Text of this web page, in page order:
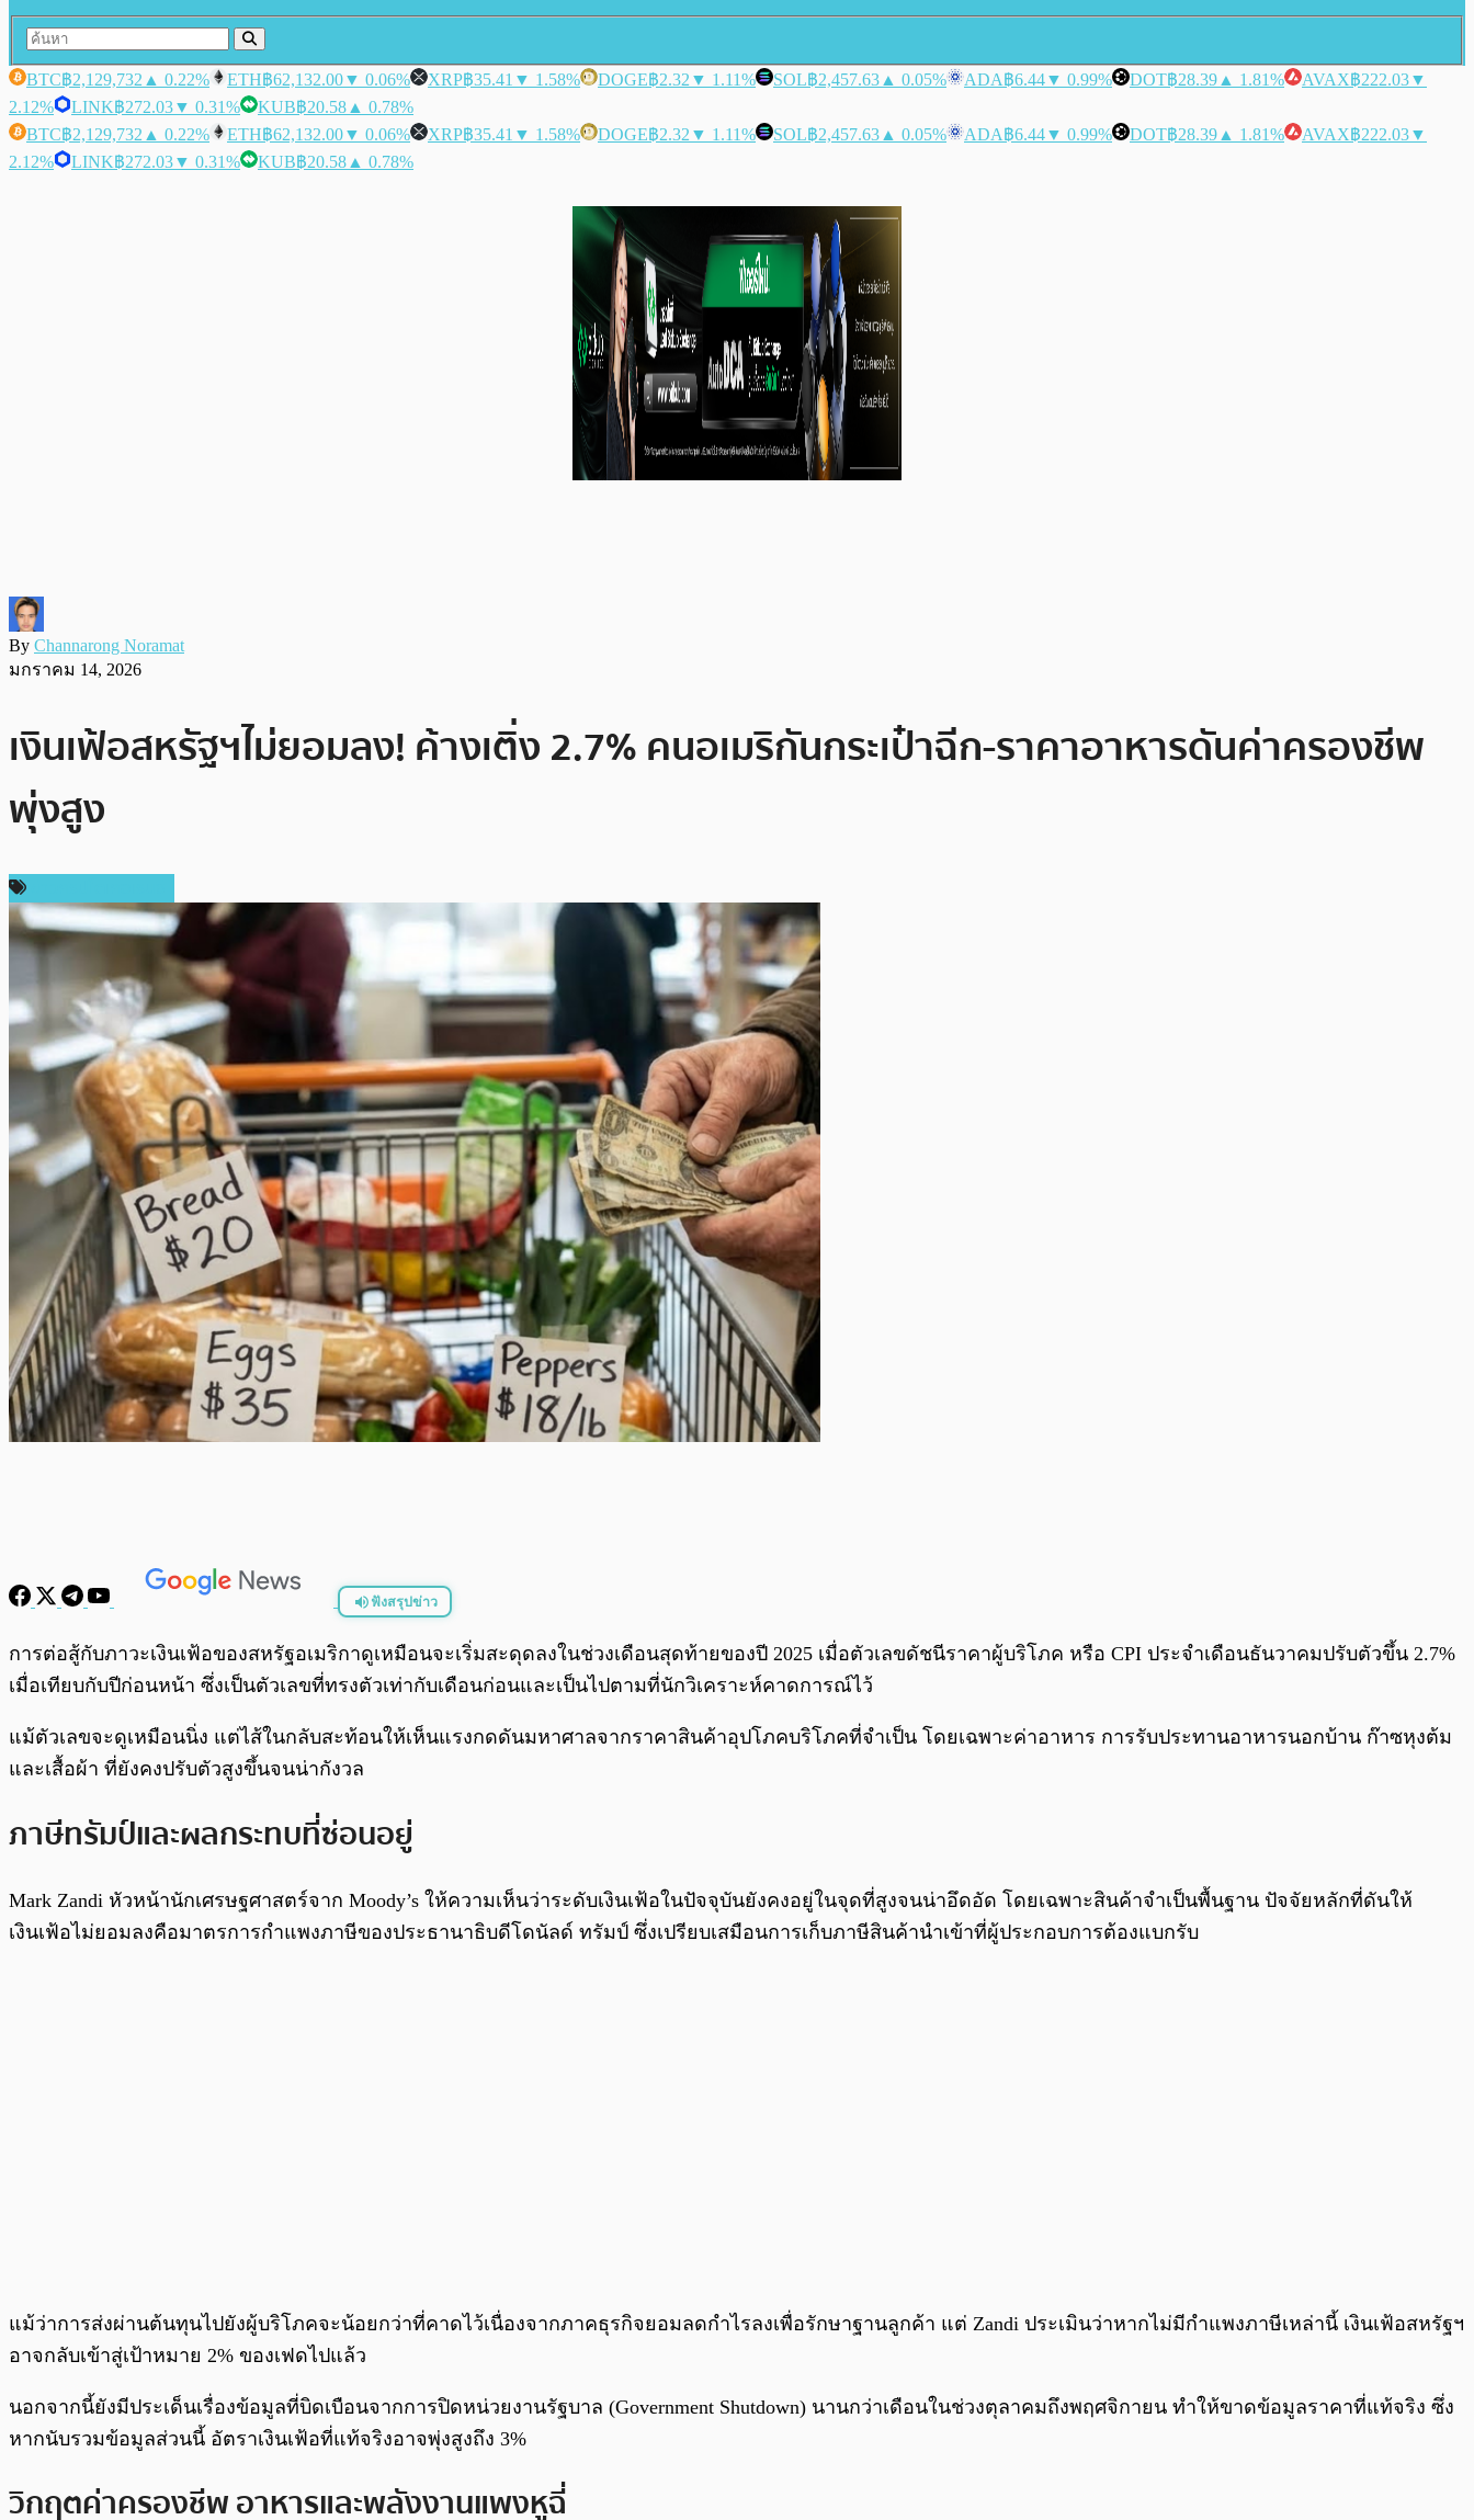
BTC฿2,129,732 ▲ 0.22% ETH฿62,132.00▼ 0.06% XRP฿35.41 ▼ 1.58% DOGE฿2.32 ▼ 1.11% SOL฿2,457.63 ▲ 0.05% ADA฿6.44▼ 0.99% DOT฿28.39 ▲ 1.81% AVAX฿222.03▼
2.12%
LINK฿272.03▼ 0.31% KUB฿20.58 ▲ 0.78%
BTC฿2,129,732 ▲ 0.22% ETH฿62,132.00▼ 0.06% XRP฿35.41 ▼ 1.58% DOGE฿2.32 ▼ 1.11% SOL฿2,457.63 ▲ 0.05% ADA฿6.44▼ 0.99% DOT฿28.39 ▲ 1.81% AVAX฿222.03▼
2.12%
LINK฿272.03▼ 0.31% KUB฿20.58 ▲ 0.78%
By Channarong Noramat
มกราคม 14, 2026
เงินเฟ้อสหรัฐฯไม่ยอมลง! ค้างเติ่ง 2.7% คนอเมริกันกระเป๋าฉีก-ราคาอาหารดันค่าครองชีพ
พุ่งสูง
ฟังสรุปข่าว
พร้อมเล่น 0:00/ 0:00
การต่อสู้กับภาวะเงินเฟ้อของสหรัฐอเมริกาดูเหมือนจะเริ่มสะดุดลงในช่วงเดือนสุดท้ายของปี 2025 เมื่อตัวเลขดัชนีราคาผู้บริโภค หรือ CPI ประจำเดือนธันวาคมปรับตัวขึ้น 2.7%
เมื่อเทียบกับปีก่อนหน้า ซึ่งเป็นตัวเลขที่ทรงตัวเท่ากับเดือนก่อนและเป็นไปตามที่นักวิเคราะห์คาดการณ์ไว้
แม้ตัวเลขจะดูเหมือนนิ่ง แต่ไส้ในกลับสะท้อนให้เห็นแรงกดดันมหาศาลจากราคาสินค้าอุปโภคบริโภคที่จำเป็น โดยเฉพาะค่าอาหาร การรับประทานอาหารนอกบ้าน ก๊าซหุงต้ม
และเสื้อผ้า ที่ยังคงปรับตัวสูงขึ้นจนน่ากังวล
ภาษีทรัมป์และผลกระทบที่ซ่อนอยู่
Mark Zandi หัวหน้านักเศรษฐศาสตร์จาก Moody’s ให้ความเห็นว่าระดับเงินเฟ้อในปัจจุบันยังคงอยู่ในจุดที่สูงจนน่าอึดอัด โดยเฉพาะสินค้าจำเป็นพื้นฐาน ปัจจัยหลักที่ดันให้
เงินเฟ้อไม่ยอมลงคือมาตรการกำแพงภาษีของประธานาธิบดีโดนัลด์ ทรัมป์ ซึ่งเปรียบเสมือนการเก็บภาษีสินค้านำเข้าที่ผู้ประกอบการต้องแบกรับ
แม้ว่าการส่งผ่านต้นทุนไปยังผู้บริโภคจะน้อยกว่าที่คาดไว้เนื่องจากภาคธุรกิจยอมลดกำไรลงเพื่อรักษาฐานลูกค้า แต่ Zandi ประเมินว่าหากไม่มีกำแพงภาษีเหล่านี้ เงินเฟ้อสหรัฐฯ
อาจกลับเข้าสู่เป้าหมาย 2% ของเฟดไปแล้ว
นอกจากนี้ยังมีประเด็นเรื่องข้อมูลที่บิดเบือนจากการปิดหน่วยงานรัฐบาล (Government Shutdown) นานกว่าเดือนในช่วงตุลาคมถึงพฤศจิกายน ทำให้ขาดข้อมูลราคาที่แท้จริง ซึ่ง
หากนับรวมข้อมูลส่วนนี้ อัตราเงินเฟ้อที่แท้จริงอาจพุ่งสูงถึง 3%
วิกฤตค่าครองชีพ อาหารและพลังงานแพงหูฉี่